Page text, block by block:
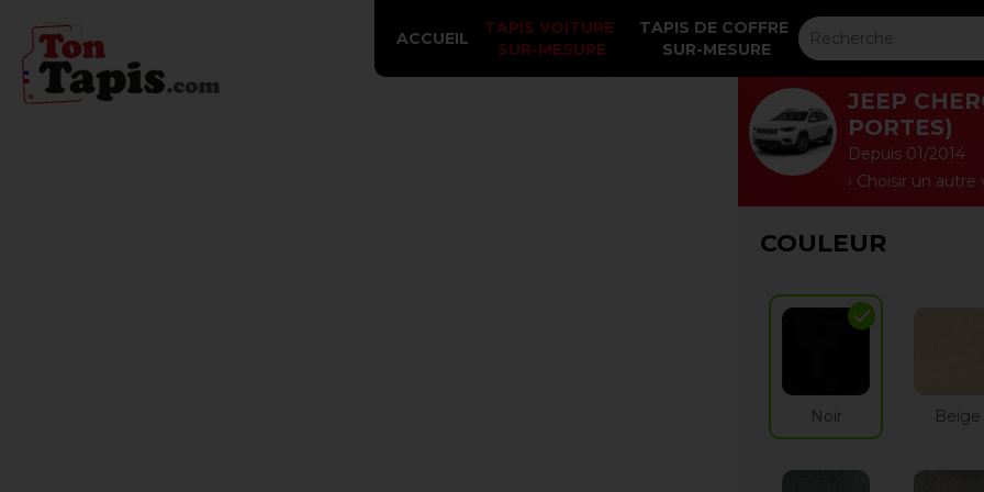
JEEP
PORTES)
Depuis 01/2014
› Choisir un autre
COULEUR
check
Noir Beige
ACCUEIL
TAPIS VOITURE
SUR-MESURE
TAPIS DE COFFRE
SUR-MESURE